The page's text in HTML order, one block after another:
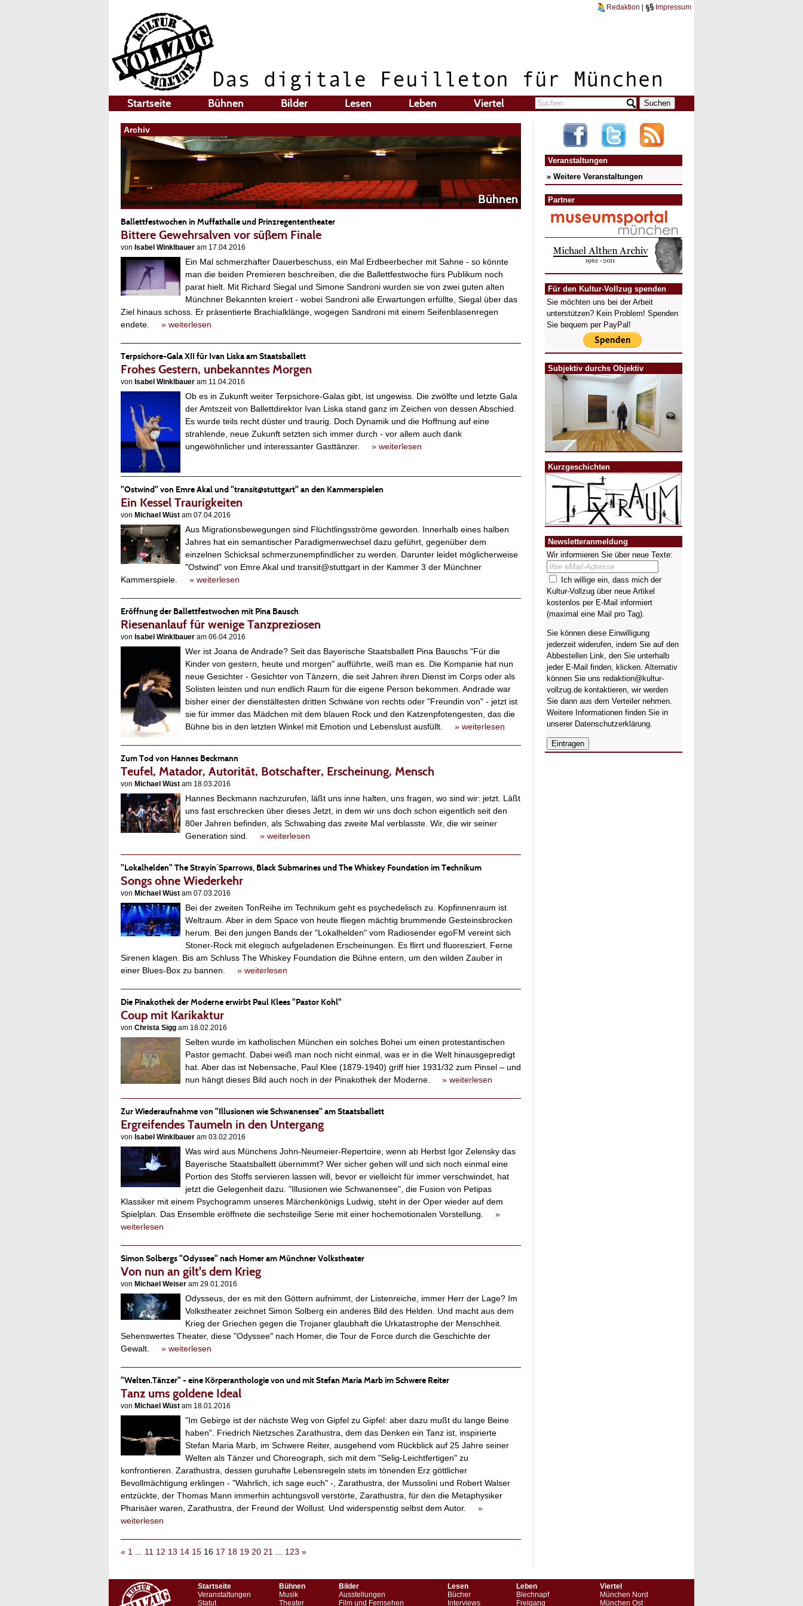
Redaktion Impressum
Startseite Bühnen Bilder Lesen Leben Viertel
Archiv
Bühnen
Ballettfestwochen in Muffathalle und Prinzregententheater
Bittere Gewehrsalven vor süßem Finale
von Isabel Winklbauer am 17.04.2016
Ein Mal schmerzhafter Dauerbeschuss, ein Mal Erdbeerbecher mit Sahne - so könnte
man die beiden Premieren beschreiben, die die Ballettfestwoche fürs Publikum noch
parat hielt. Mit Richard Siegal und Simone Sandroni wurden sie von zwei guten alten
Münchner Bekannten kreiert - wobei Sandroni alle Erwartungen erfüllte, Siegal über das
Ziel hinaus schoss. Er präsentierte Brachialklänge, wogegen Sandroni mit einem Seifenblasenregen
endete. » weiterlesen
Terpsichore-Gala XII für Ivan Liska am Staatsballett
Frohes Gestern, unbekanntes Morgen
von Isabel Winklbauer am 11.04.2016
Ob es in Zukunft weiter Terpsichore-Galas gibt, ist ungewiss. Die zwölfte und letzte Gala
der Amtszeit von Ballettdirektor Ivan Liska stand ganz im Zeichen von dessen Abschied.
Es wurde teils recht düster und traurig. Doch Dynamik und die Hoffnung auf eine
strahlende, neue Zukunft setzten sich immer durch - vor allem auch dank
ungewöhnlicher und interessanter Gasttänzer. » weiterlesen
"Ostwind" von Emre Akal und "transit@stuttgart" an den Kammerspielen
Ein Kessel Traurigkeiten
von Michael Wüst am 07.04.2016
Aus Migrationsbewegungen sind Flüchtlingsströme geworden. Innerhalb eines halben
Jahres hat ein semantischer Paradigmenwechsel dazu geführt, gegenüber dem
einzelnen Schicksal schmerzunempfindlicher zu werden. Darunter leidet möglicherweise
"Ostwind" von Emre Akal und transit@stuttgart in der Kammer 3 der Münchner
Kammerspiele. » weiterlesen
Eröffnung der Ballettfestwochen mit Pina Bausch
Riesenanlauf für wenige Tanzpreziosen
von Isabel Winklbauer am 06.04.2016
Wer ist Joana de Andrade? Seit das Bayerische Staatsballett Pina Bauschs "Für die
Kinder von gestern, heute und morgen" aufführte, weiß man es. Die Kompanie hat nun
neue Gesichter - Gesichter von Tänzern, die seit Jahren ihren Dienst im Corps oder als
Solisten leisten und nun endlich Raum für die eigene Person bekommen. Andrade war
bisher einer der dienstältesten dritten Schwäne von rechts oder "Freundin von" - jetzt ist
sie für immer das Mädchen mit dem blauen Rock und den Katzenpfotengesten, das die
Bühne bis in den letzten Winkel mit Emotion und Lebenslust ausfüllt. » weiterlesen
Zum Tod von Hannes Beckmann
Teufel, Matador, Autorität, Botschafter, Erscheinung, Mensch
von Michael Wüst am 18.03.2016
Hannes Beckmann nachzurufen, läßt uns inne halten, uns fragen, wo sind wir: jetzt. Läßt
uns fast erschrecken über dieses Jetzt, in dem wir uns doch schon eigentlich seit den
80er Jahren befinden, als Schwabing das zweite Mal verblasste. Wir, die wir seiner
Generation sind. » weiterlesen
"Lokalhelden" The Strayin´Sparrows, Black Submarines und The Whiskey Foundation im Technikum
Songs ohne Wiederkehr
von Michael Wüst am 07.03.2016
Bei der zweiten TonReihe im Technikum geht es psychedelisch zu. Kopfinnenraum ist
Weltraum. Aber in dem Space von heute fliegen mächtig brummende Gesteinsbrocken
herum. Bei den jungen Bands der "Lokalhelden" vom Radiosender egoFM vereint sich
Stoner-Rock mit elegisch aufgeladenen Erscheinungen. Es flirrt und fluoresziert. Ferne
Sirenen klagen. Bis am Schluss The Whiskey Foundation die Bühne entern, um den wilden Zauber in
einer Blues-Box zu bannen. » weiterlesen
Die Pinakothek der Moderne erwirbt Paul Klees "Pastor Kohl"
Coup mit Karikaktur
von Christa Sigg am 18.02.2016
Selten wurde im katholischen München ein solches Bohei um einen protestantischen
Pastor gemacht. Dabei weiß man noch nicht einmal, was er in die Welt hinausgepredigt
hat. Aber das ist Nebensache, Paul Klee (1879-1940) griff hier 1931/32 zum Pinsel – und
nun hängt dieses Bild auch noch in der Pinakothek der Moderne. » weiterlesen
Zur Wiederaufnahme von "Illusionen wie Schwanensee" am Staatsballett
Ergreifendes Taumeln in den Untergang
von Isabel Winklbauer am 03.02.2016
Was wird aus Münchens John-Neumeier-Repertoire, wenn ab Herbst Igor Zelensky das
Bayerische Staatsballett übernimmt? Wer sicher gehen will und sich noch einmal eine
Portion des Stoffs servieren lassen will, bevor er vielleicht für immer verschwindet, hat
jetzt die Gelegenheit dazu. "Illusionen wie Schwanensee", die Fusion von Petipas
Klassiker mit einem Psychogramm unseres Märchenkönigs Ludwig, steht in der Oper wieder auf dem
Spielplan. Das Ensemble eröffnete die sechsteilige Serie mit einer hochemotionalen Vorstellung. »
weiterlesen
Simon Solbergs "Odyssee" nach Homer am Münchner Volkstheater
Von nun an gilt's dem Krieg
von Michael Weiser am 29.01.2016
Odysseus, der es mit den Göttern aufnimmt, der Listenreiche, immer Herr der Lage? Im
Volkstheater zeichnet Simon Solberg ein anderes Bild des Helden. Und macht aus dem
Krieg der Griechen gegen die Trojaner glaubhaft die Urkatastrophe der Menschheit.
Sehenswertes Theater, diese "Odyssee" nach Homer, die Tour de Force durch die Geschichte der
Gewalt. » weiterlesen
"Welten.Tänzer" - eine Körperanthologie von und mit Stefan Maria Marb im Schwere Reiter
Tanz ums goldene Ideal
von Michael Wüst am 18.01.2016
"Im Gebirge ist der nächste Weg von Gipfel zu Gipfel: aber dazu mußt du lange Beine
haben". Friedrich Nietzsches Zarathustra, dem das Denken ein Tanz ist, inspirierte
Stefan Maria Marb, im Schwere Reiter, ausgehend vom Rückblick auf 25 Jahre seiner
Welten als Tänzer und Choreograph, sich mit dem "Selig-Leichtfertigen" zu
konfrontieren. Zarathustra, dessen guruhafte Lebensregeln stets im tönenden Erz göttlicher
Bevollmächtigung erklingen - "Wahrlich, ich sage euch" -, Zarathustra, der Mussolini und Robert Walser
entzückte, der Thomas Mann immerhin achtungsvoll verstörte, Zarathustra, für den die Metaphysiker
Pharisäer waren, Zarathustra, der Freund der Wollust. Und widerspenstig selbst dem Autor. »
weiterlesen
« 1 ... 11 12 13 14 15 16 17 18 19 20 21 ... 123 »
Veranstaltungen
» Weitere Veranstaltungen
Partner
Für den Kultur-Vollzug spenden
Sie möchten uns bei der Arbeit
unterstützen? Kein Problem! Spenden
Sie bequem per PayPal!
Subjektiv durchs Objektiv
Kurzgeschichten
Newsletteranmeldung
Wir informieren Sie über neue Texte:
Ich willige ein, dass mich der
Kultur-Vollzug über neue Artikel
kostenlos per E-Mail informiert
(maximal eine Mail pro Tag).
Sie können diese Einwilligung
jederzeit widerufen, indem Sie auf den
Abbestellen Link, den Sie unterhalb
jeder E-Mail finden, klicken. Alternativ
können Sie uns redaktion@kultur-
vollzug.de kontaktieren, wir werden
Sie dann aus dem Verteiler nehmen.
Weitere Informationen finden Sie in
unserer Datenschutzerklärung.
Startseite
Veranstaltungen
Statut
Bühnen
Musik
Theater
Bilder
Ausstellungen
Film und Fernsehen
Lesen
Bücher
Interviews
Leben
Blechnapf
Freigang
Viertel
München Nord
München Ost